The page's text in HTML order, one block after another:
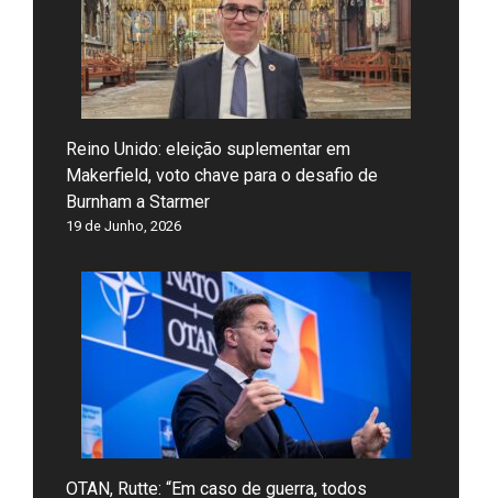
Reino Unido: eleição suplementar em
Makerfield, voto chave para o desafio de
Burnham a Starmer
19 de Junho, 2026
OTAN, Rutte: “Em caso de guerra, todos